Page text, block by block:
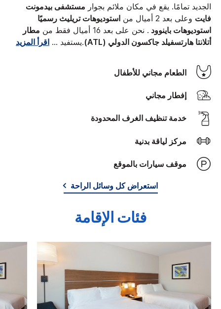
الجديد تمامًا. يقع في مكان ملائم بجوار مستشفى بيدمونت
فايت وعلى بعد 2 أميال من
استوديوهات تريليث رسميًا
استوديوهات باينوود . نحن على بعد 16 أميال فقط من
مطار
أتلانتا هارتسفيلد جاكسون الدولي (ATL)
.يستفيد ... اقرأ المزيد
الطعام مجاني للأطفال
إفطار مجاني
‫‫خدمة تنظيف الغرف‬‬ المحدودة
مركز لياقة بدنية
موقف سيارات بالموقع
استعراض كل وسائل الراحة
فئات الإقامة